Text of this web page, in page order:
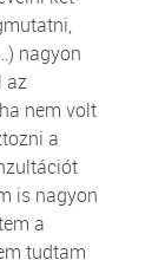
nagyon
az
nem volt
a
is nagyon
a
tudtam